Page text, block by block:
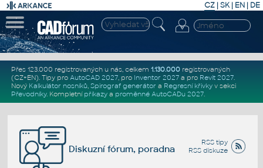
CZ | SK| EN | DE
Přes 123.000 registrovaných u nás, celkem 1.130.000registrovaných
(CZ+EN). Tipy pro AutoCAD 2027, pro Inventor 2027a pro Revit 2027.
Nový Kalkulátor nosníků, Spirograf generátor a Regresní křivkyv sekci
Převodníky. Kompletní příkazya proměnné AutoCADu 2027.
RSS tipy
RSS diskuze
Diskuzní fórum, poradna